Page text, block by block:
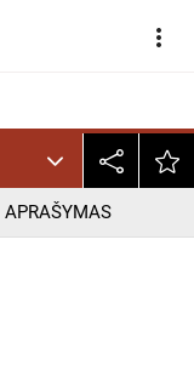
more_vert
APRAŠYMAS